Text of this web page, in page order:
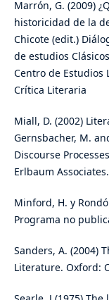
Marrón, G. (2009)
historicidad de la
Chicote (edit.)
de estudios
Centro de Estudios
Crítica Literaria
Miall, D. (2002)
Gernsbacher, M.
Discourse
Erlbaum Associates.
Minford, H. y
Programa no
Sanders, A. (2004)
Literature. Oxford: